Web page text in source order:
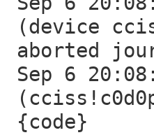
(device
aborted
Sep 6
{code}